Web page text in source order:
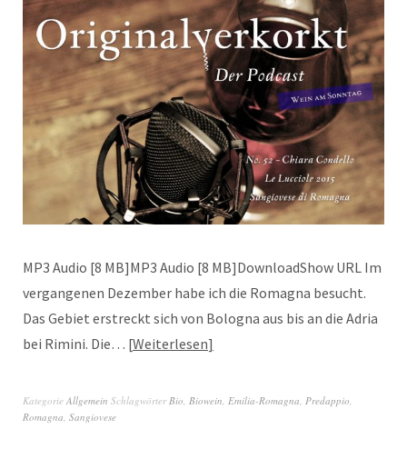
MP3 Audio [8 MB]MP3 Audio [8 MB]DownloadShow URL Im
vergangenen Dezember habe ich die Romagna besucht.
Das Gebiet erstreckt sich von Bologna aus bis an die Adria
bei Rimini. Die… Weiterlesen
Kategorie Allgemein Schlagwörter Bio Biowein Emilia-Romagna Predappio
Romagna Sangiovese